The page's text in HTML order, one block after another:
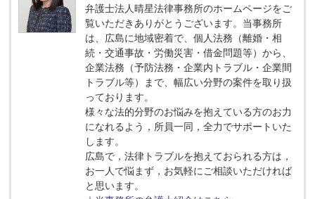
弁護士法人晴星法律事務所のホームページをご
覧いただきありがとうございます。当事務所
は、広島に地域密着で、個人法務（離婚・相
続・交通事故・労働災害・借金問題等）から、
企業法務（予防法務・企業内トラブル・企業間
トラブル等）まで、幅広い分野の案件を取り扱
っております。
様々な法的分野のお悩みを抱えている方のお力
になれるよう，所員一同，全力でサポートいた
します。
広島で，法律トラブルを抱えておられる方は，
お一人で悩まず，お気軽にご相談いただければ
と思います。